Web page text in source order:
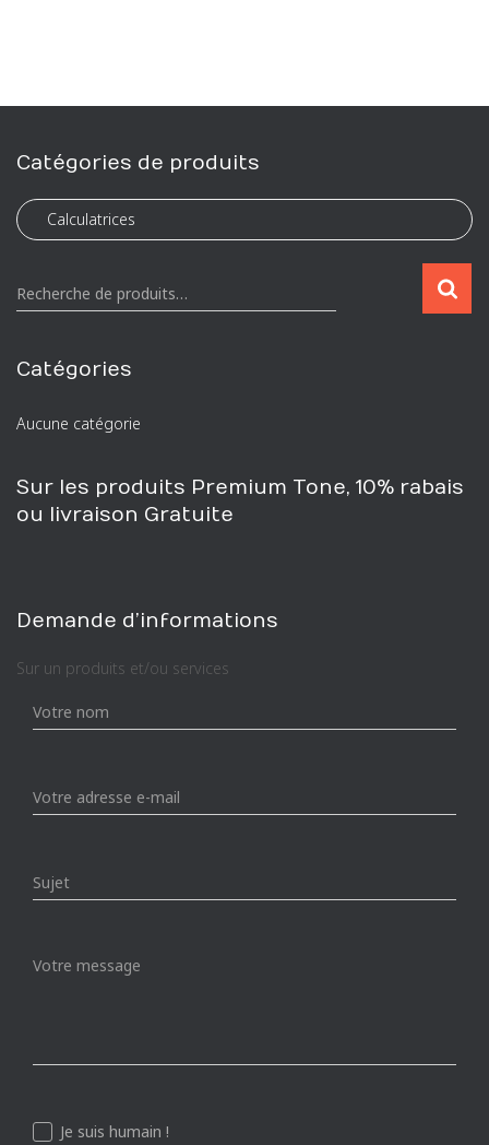
Catégories de produits
R
e
e
c
e
p
o
:
Recherche de produits…
Catégories
Aucune catégorie
Sur les produits Premium Tone, 10% rabais
ou livraison Gratuite
Demande d’informations
Sur un produits et/ou services
Je suis humain !